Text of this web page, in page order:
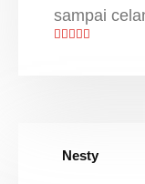
sampai
Nesty